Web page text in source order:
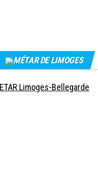
MÉTAR DE LIMOGES
Limoges-Bellegarde